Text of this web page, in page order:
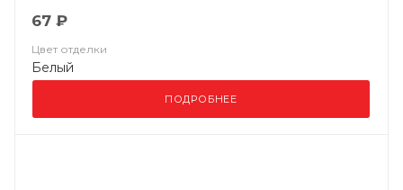
67 ₽
Цвет отделки
Белый
ПОДРОБНЕЕ